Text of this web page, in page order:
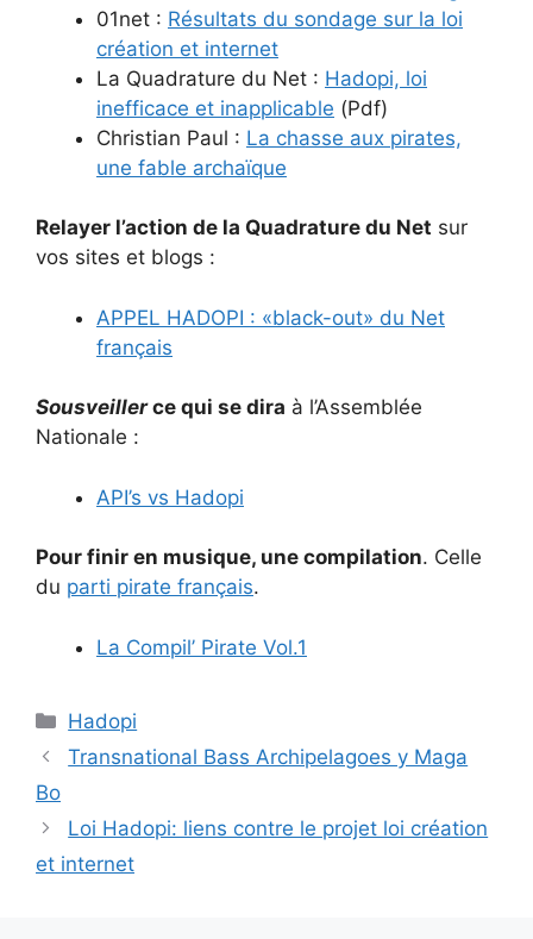
01net : Résultats du sondage sur la loi
création et internet
La Quadrature du Net : Hadopi, loi
inefficace et inapplicable (Pdf)
Christian Paul : La chasse aux pirates,
une fable archaïque
Relayer l’action de la Quadrature du Net sur
vos sites et blogs :
APPEL HADOPI : «black-out» du Net
français
Sousveillerce qui se dira à l’Assemblée
Nationale :
API’s vs Hadopi
Pour finir en musique, une compilation. Celle
du parti pirate français.
La Compil’ Pirate Vol.1
Catégories
Hadopi
Transnational Bass Archipelagoes y Maga
Bo
Loi Hadopi: liens contre le projet loi création
et internet